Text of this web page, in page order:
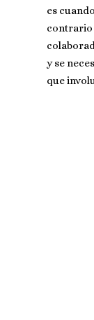
es
contrario
y se
que